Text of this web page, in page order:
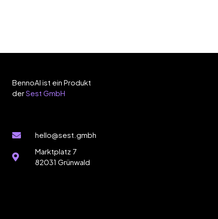
BennoAI ist ein Produkt
derSest GmbH
hello@sest.gmbh
Marktplatz 7
82031 Grünwald